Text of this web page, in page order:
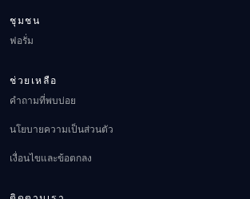
ชุมชน
ฟอรั่ม
ช่วยเหลือ
คำถามที่พบบ่อย
นโยบายความเป็นส่วนตัว
เงื่อนไขและข้อตกลง